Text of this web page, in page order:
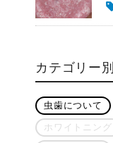
カテゴリー
虫歯について
ホワイトニング